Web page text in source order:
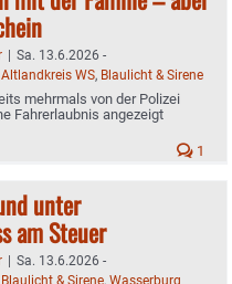
| Sa. 13.6.2026 -
Altlandkreis WS, Blaulicht & Sirene
mehrmals von der Polizei
Fahrerlaubnis angezeigt
1
unter
am Steuer
| Sa. 13.6.2026 -
Blaulicht & Sirene, Wasserburg